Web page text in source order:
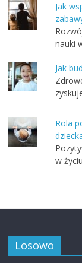
Jak
nauki
Jak
Rola
w
Losowo